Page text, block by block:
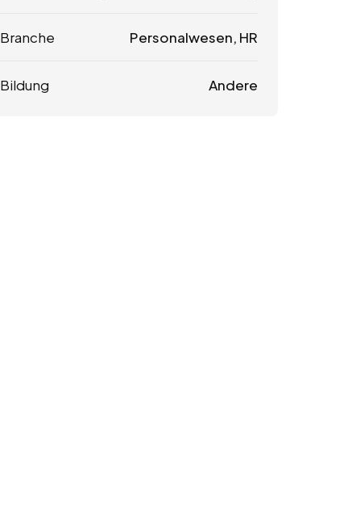
Branche Personalwesen, HR
Bildung Andere